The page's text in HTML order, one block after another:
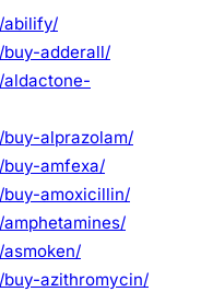
abilify/
adderall/
alprazolam/
amfexa/
amoxicillin/
azithromycin/